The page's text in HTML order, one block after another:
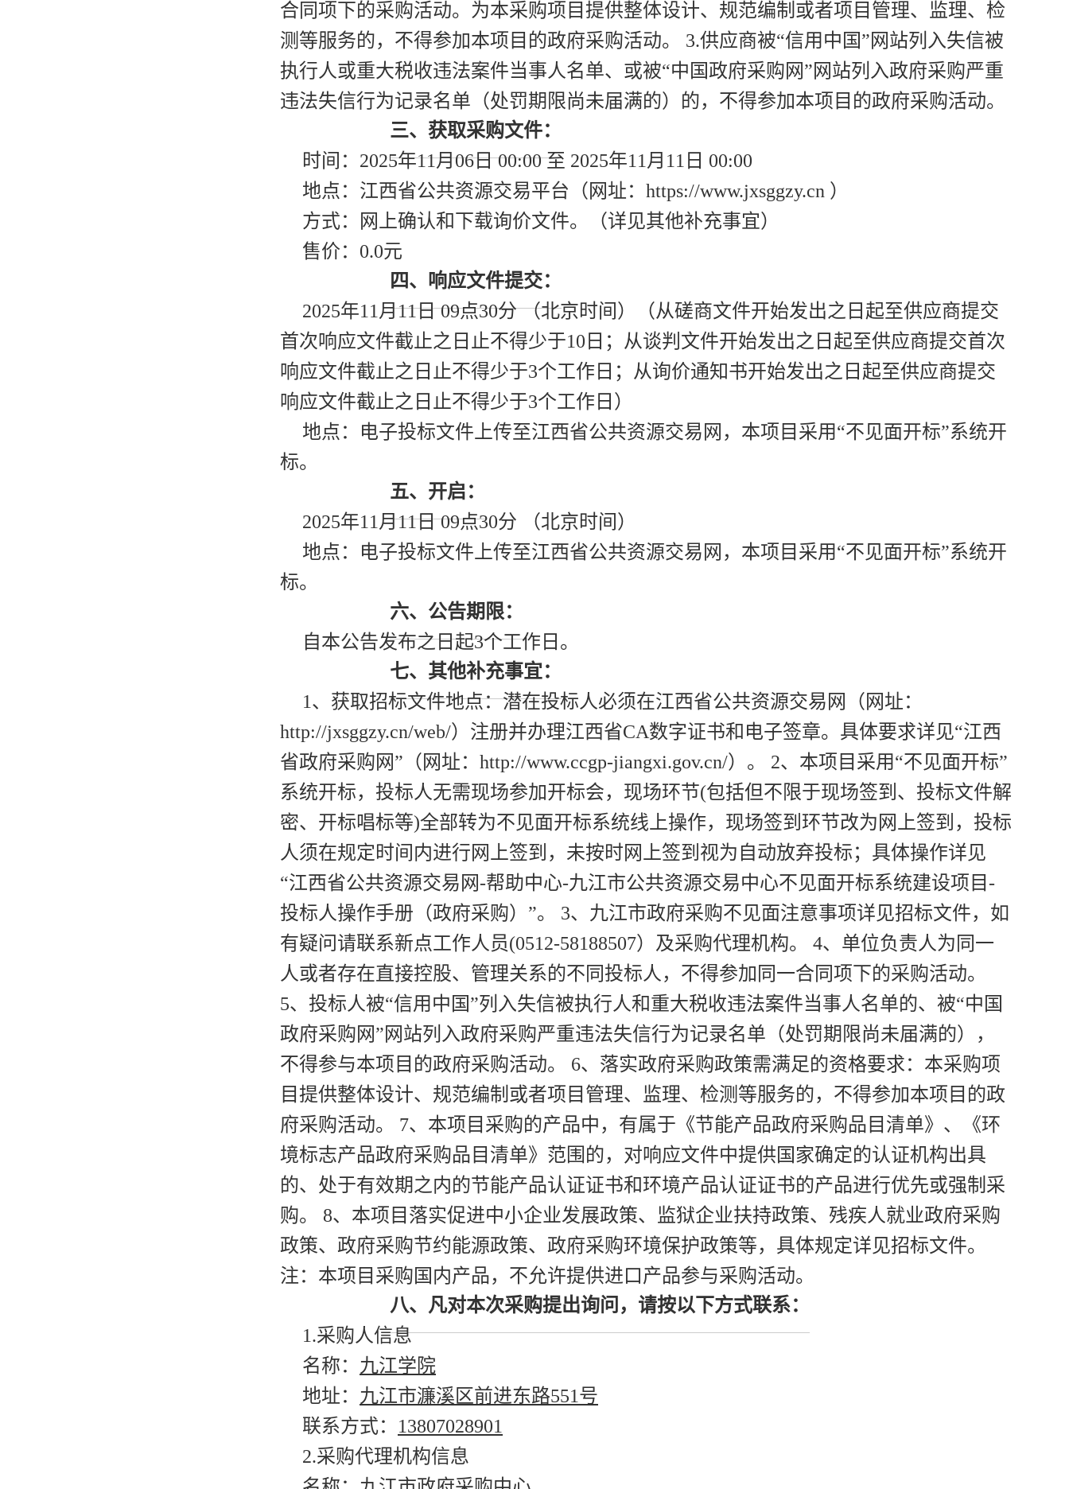
合同项下的采购活动。为本采购项目提供整体设计、规范编制或者项目管理、监理、检
测等服务的，不得参加本项目的政府采购活动。 3.供应商被“信用中国”网站列入失信被
执行人或重大税收违法案件当事人名单、或被“中国政府采购网”网站列入政府采购严重
违法失信行为记录名单（处罚期限尚未届满的）的，不得参加本项目的政府采购活动。
三、获取采购文件：
时间：2025年11月06日 00:00 至 2025年11月11日 00:00
地点：江西省公共资源交易平台（网址：https://www.jxsggzy.cn ）
方式：网上确认和下载询价文件。（详见其他补充事宜）
售价：0.0元
四、响应文件提交：
2025年11月11日 09点30分 （北京时间）（从磋商文件开始发出之日起至供应商提交
首次响应文件截止之日止不得少于10日；从谈判文件开始发出之日起至供应商提交首次
响应文件截止之日止不得少于3个工作日；从询价通知书开始发出之日起至供应商提交
响应文件截止之日止不得少于3个工作日）
地点：电子投标文件上传至江西省公共资源交易网，本项目采用“不见面开标”系统开
标。
五、开启：
2025年11月11日 09点30分 （北京时间）
地点：电子投标文件上传至江西省公共资源交易网，本项目采用“不见面开标”系统开
标。
六、公告期限：
自本公告发布之日起3个工作日。
七、其他补充事宜：
1、获取招标文件地点：潜在投标人必须在江西省公共资源交易网（网址：
http://jxsggzy.cn/web/）注册并办理江西省CA数字证书和电子签章。具体要求详见“江西
省政府采购网”（网址：http://www.ccgp-jiangxi.gov.cn/）。 2、本项目采用“不见面开标”
系统开标，投标人无需现场参加开标会，现场环节(包括但不限于现场签到、投标文件解
密、开标唱标等)全部转为不见面开标系统线上操作，现场签到环节改为网上签到，投标
人须在规定时间内进行网上签到，未按时网上签到视为自动放弃投标；具体操作详见
“江西省公共资源交易网-帮助中心-九江市公共资源交易中心不见面开标系统建设项目-
投标人操作手册（政府采购）”。 3、九江市政府采购不见面注意事项详见招标文件，如
有疑问请联系新点工作人员(0512-58188507）及采购代理机构。 4、单位负责人为同一
人或者存在直接控股、管理关系的不同投标人，不得参加同一合同项下的采购活动。
5、投标人被“信用中国”列入失信被执行人和重大税收违法案件当事人名单的、被“中国
政府采购网”网站列入政府采购严重违法失信行为记录名单（处罚期限尚未届满的），
不得参与本项目的政府采购活动。 6、落实政府采购政策需满足的资格要求：本采购项
目提供整体设计、规范编制或者项目管理、监理、检测等服务的，不得参加本项目的政
府采购活动。 7、本项目采购的产品中，有属于《节能产品政府采购品目清单》、《环
境标志产品政府采购品目清单》范围的，对响应文件中提供国家确定的认证机构出具
的、处于有效期之内的节能产品认证证书和环境产品认证证书的产品进行优先或强制采
购。 8、本项目落实促进中小企业发展政策、监狱企业扶持政策、残疾人就业政府采购
政策、政府采购节约能源政策、政府采购环境保护政策等，具体规定详见招标文件。
注：本项目采购国内产品，不允许提供进口产品参与采购活动。
八、凡对本次采购提出询问，请按以下方式联系：
1.采购人信息
名称： 九江学院
地址： 九江市濂溪区前进东路551号
联系方式： 13807028901
2.采购代理机构信息